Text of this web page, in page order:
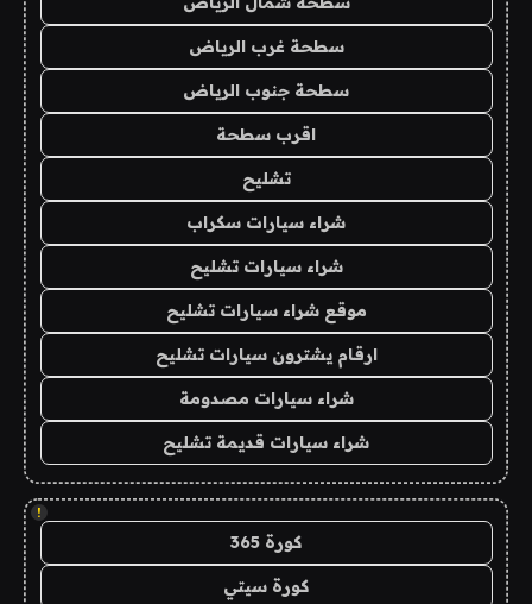
سطحة غرب الرياض
سطحة جنوب الرياض
اقرب سطحة
تشليح
شراء سيارات سكراب
شراء سيارات تشليح
موقع شراء سيارات تشليح
ارقام يشترون سيارات تشليح
شراء سيارات مصدومة
شراء سيارات قديمة تشليح
!
كورة 365
كورة سيتي